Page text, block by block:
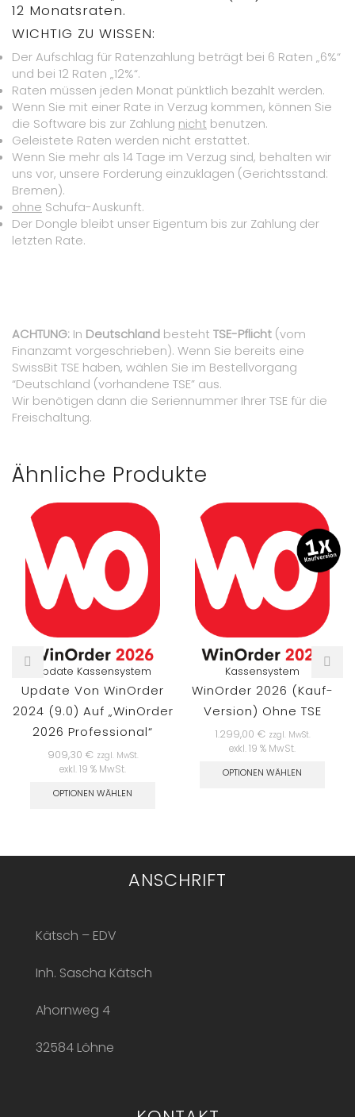
12 Monatsraten.
WICHTIG ZU WISSEN:
Der Aufschlag für Ratenzahlung beträgt bei 6 Raten „6%“
und bei 12 Raten „12%“.
Raten müssen jeden Monat pünktlich bezahlt werden.
Wenn Sie mit einer Rate in Verzug kommen, können Sie
die Software bis zur Zahlung nicht benutzen.
Geleistete Raten werden nicht erstattet.
Wenn Sie mehr als 14 Tage im Verzug sind, behalten wir
uns vor, unsere Forderung einzuklagen (Gerichtsstand:
Bremen).
ohne Schufa-Auskunft.
Der Dongle bleibt unser Eigentum bis zur Zahlung der
letzten Rate.
ACHTUNG: In Deutschland besteht TSE-Pflicht (vom
Finanzamt vorgeschrieben). Wenn Sie bereits eine
SwissBit TSE haben, wählen Sie im Bestellvorgang
“Deutschland (vorhandene TSE” aus.
Wir benötigen dann die Seriennummer Ihrer TSE für die
Freischaltung.
Ähnliche Produkte
Update Kassensystem
Update Von WinOrder
2024 (9.0) Auf „WinOrder
2026 Professional“
909,30 € zzgl. MwSt.
exkl. 19 % MwSt.
OPTIONEN WÄHLEN
Kassensystem
WinOrder 2026 (Kauf-
Version) Ohne TSE
1.299,00 € zzgl. MwSt.
exkl. 19 % MwSt.
OPTIONEN WÄHLEN
ANSCHRIFT
Kätsch – EDV
Inh. Sascha Kätsch
Ahornweg 4
32584 Löhne